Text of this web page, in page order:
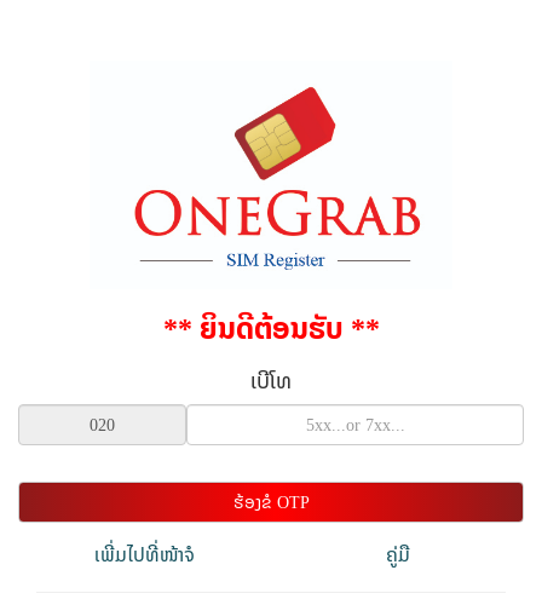
** ຍິນດີຕ້ອນຮັບ **
ເບີໂທ
ຮ້ອງຂໍ OTP
ເພີ່ມໄປທີ່ໜ້າຈໍ ຄູ່ມື